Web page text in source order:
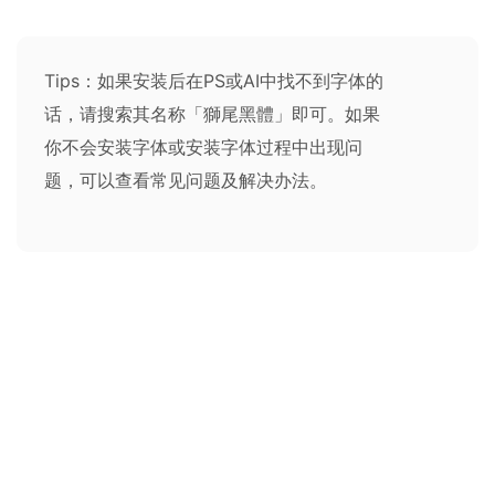
Tips：如果安装后在PS或AI中找不到字体的
话，请搜索其名称「獅尾黑體」即可。如果
你不会安装字体或安装字体过程中出现问
题，可以查看常见问题及解决办法。